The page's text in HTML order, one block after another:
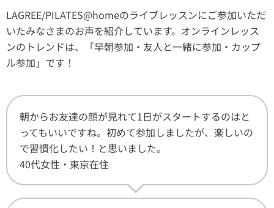
LAGREE/PILATES@homeのライブレッスンにご参加いただ
いたみなさまのお声を紹介しています。オンラインレッス
ンのトレンドは、「早朝参加・友人と一緒に参加・カップ
ル参加」です！
朝からお友達の顔が見れて1日がスタートするのはと
ってもいいですね。初めて参加しましたが、楽しいの
で習慣化したい！と思いました。
40代女性・東京在住